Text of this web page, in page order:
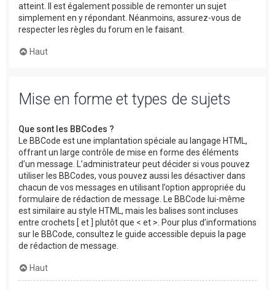
atteint. Il est également possible de remonter un sujet
simplement en y répondant. Néanmoins, assurez-vous de
respecter les règles du forum en le faisant.
Haut
Mise en forme et types de sujets
Que sont les BBCodes ?
Le BBCode est une implantation spéciale au langage HTML,
offrant un large contrôle de mise en forme des éléments
d’un message. L’administrateur peut décider si vous pouvez
utiliser les BBCodes, vous pouvez aussi les désactiver dans
chacun de vos messages en utilisant l’option appropriée du
formulaire de rédaction de message. Le BBCode lui-même
est similaire au style HTML, mais les balises sont incluses
entre crochets [ et ] plutôt que < et >. Pour plus d’informations
sur le BBCode, consultez le guide accessible depuis la page
de rédaction de message.
Haut